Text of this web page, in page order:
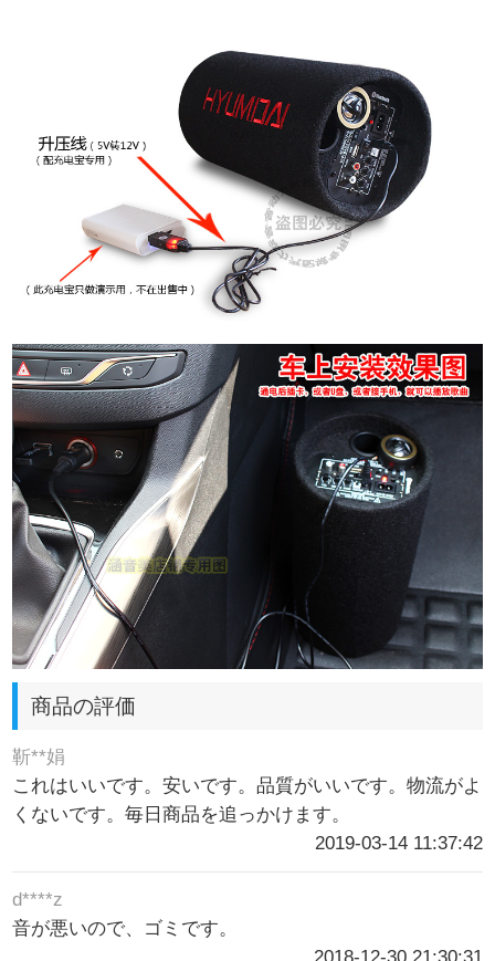
商品の評価
靳**娟
これはいいです。安いです。品質がいいです。物流がよ
くないです。毎日商品を追っかけます。
2019-03-14 11:37:42
d****z
音が悪いので、ゴミです。